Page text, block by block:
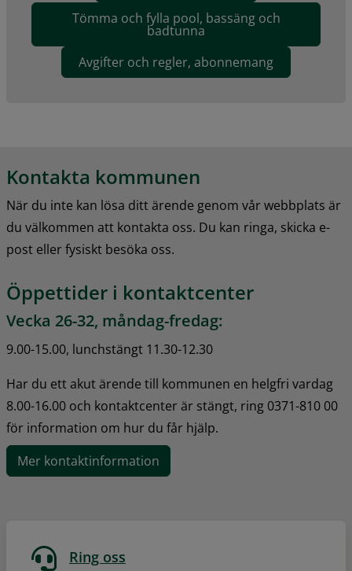
Tömma och fylla pool, bassäng och
badtunna
Avgifter och regler, abonnemang
Kontakta kommunen
När du inte kan lösa ditt ärende genom vår webbplats är
du välkommen att kontakta oss. Du kan ringa, skicka e-
post eller fysiskt besöka oss.
Öppettider i kontaktcenter
Vecka 26-32, måndag-fredag:
9.00-15.00, lunchstängt 11.30-12.30
Har du ett akut ärende till kommunen en helgfri vardag
8.00-16.00 och kontaktcenter är stängt, ring 0371-810 00
för information om hur du får hjälp.
Mer kontaktinformation
Ring oss